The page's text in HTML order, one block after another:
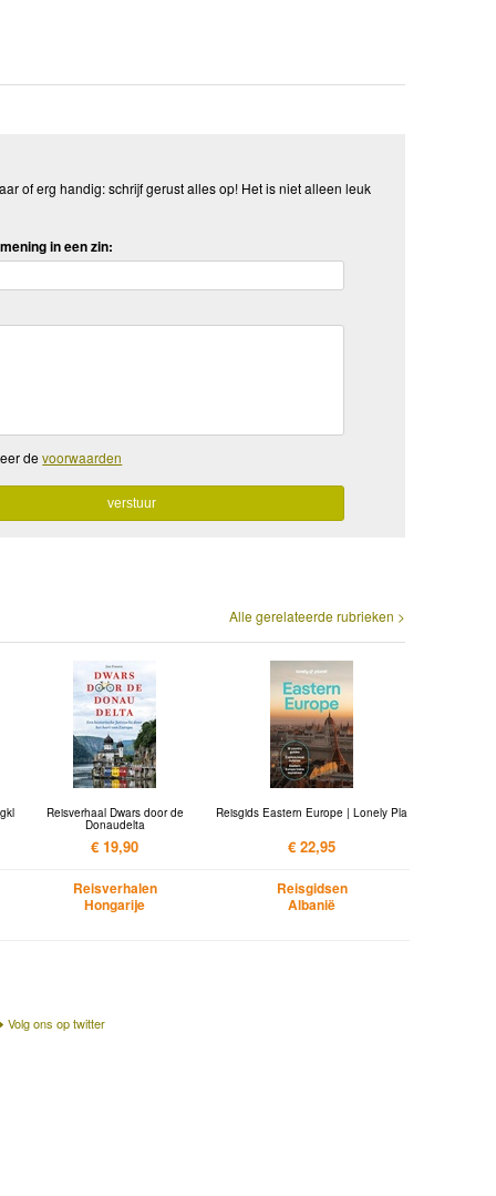
of erg handig: schrijf gerust alles op! Het is niet alleen leuk
in een zin:
devoorwaarden
Alle gerelateerde rubrieken >
Reisverhaal Dwars door de
Donaudelta
€ 19,90
Reisverhalen
Hongarije
Reisgids Eastern Europe | Lonely Pla
€ 22,95
Reisgidsen
Albanië
Volg ons op twitter